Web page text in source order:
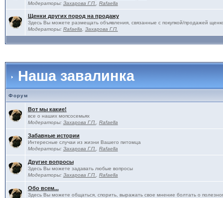
Модераторы: Захарова Г.П. Rafaella
Щенки других пород на продажу
Здесь Вы можете размещать объявления, связанные с покупкой/продажей
Модераторы: Rafaella Захарова Г.П.
Наша завалинка
Форум
Вот мы какие!
все о наших мопсосемьях
Модераторы: Захарова Г.П. Rafaella
Забавные истории
Интересные случаи из жизни Вашего питомца
Модераторы: Захарова Г.П. Rafaella
Другие вопросы
Здесь Вы можете задавать любые вопросы
Модераторы: Захарова Г.П. Rafaella
Обо всем...
Здесь Вы можете общаться, спорить, выражать свое мнение болтать о